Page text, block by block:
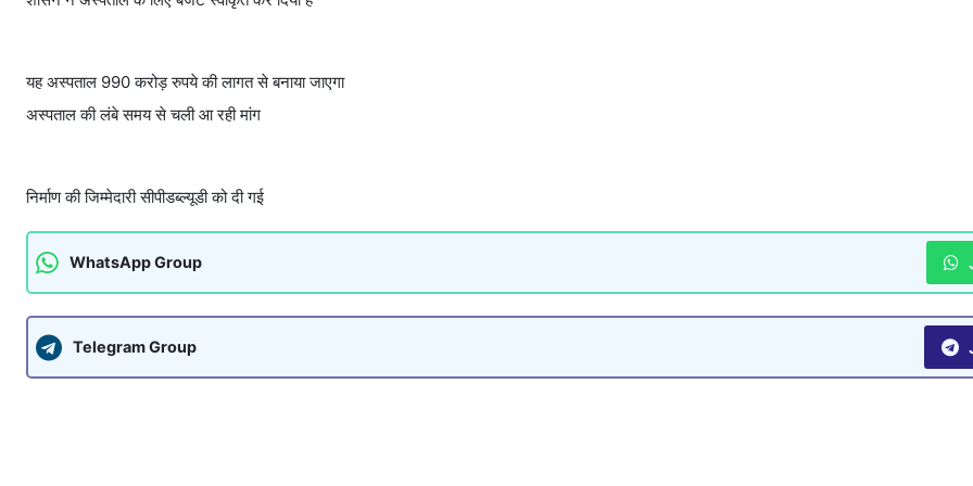
यह अस्पताल 990 करोड़ रुपये की लागत से बनाया जाएगा
अस्पताल की लंबे समय से चली आ रही मांग
निर्माण की जिम्मेदारी सीपीडब्ल्यूडी को दी गई
WhatsApp Group
Telegram Group